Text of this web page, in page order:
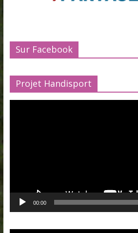
Sur Facebook
Projet Handisport
00:00